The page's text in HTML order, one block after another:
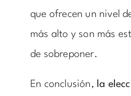
que ofrecen un nivel
más alto y son más
de sobreponer.
En conclusión, la